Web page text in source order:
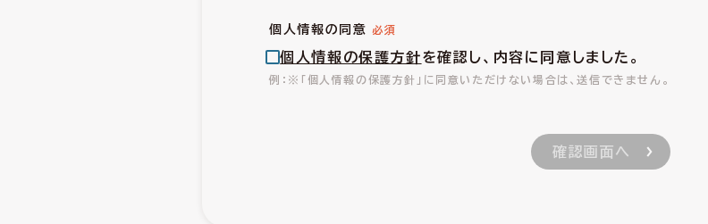
個人情報の同意
個人情報の保護方針を確認し、内容に同意しました。
※「個人情報の保護方針」に同意いただけない場合は、送信できません。